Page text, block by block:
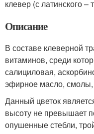
клевер (с латинского –
Описание
В составе клеверной
витаминов, среди
салициловая,
эфирное масло,
Данный цветок
высоту не превышает
опушенные стебли,